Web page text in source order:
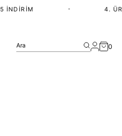
4.
Ara 0